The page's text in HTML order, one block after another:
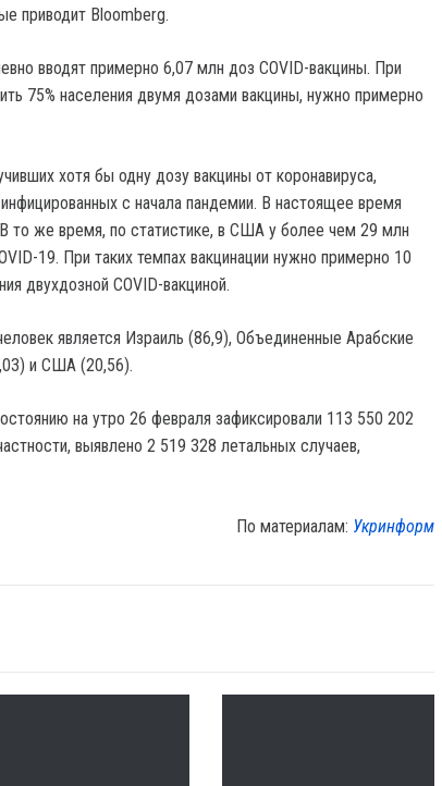
приводит Bloomberg.
вводят примерно 6,07 млн доз COVID-вакцины. При
75% населения двумя дозами вакцины, нужно примерно
хотя бы одну дозу вакцины от коронавируса,
с начала пандемии. В настоящее время
то же время, по статистике, в США у более чем 29 млн
19. При таких темпах вакцинации нужно примерно 10
двухдозной COVID-вакциной.
является Израиль (86,9), Объединенные Арабские
и США (20,56).
на утро 26 февраля зафиксировали 113 550 202
выявлено 2 519 328 летальных случаев,
По материалам: Укринформ